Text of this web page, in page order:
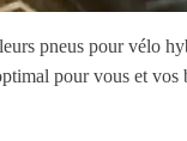
pneus pour vélo
pour vous et